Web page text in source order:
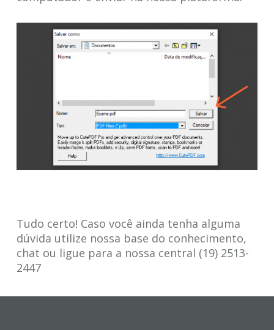
Tudo certo! Caso você ainda tenha alguma
dúvida utilize nossa base do conhecimento,
chat ou ligue para a nossa central (19) 2513-
2447